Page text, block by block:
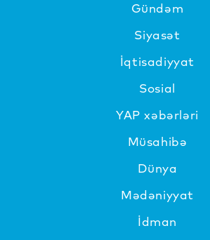
Gündəm
Siyasət
İqtisadiyyat
Sosial
YAP xəbərləri
Müsahibə
Dünya
Mədəniyyat
İdman